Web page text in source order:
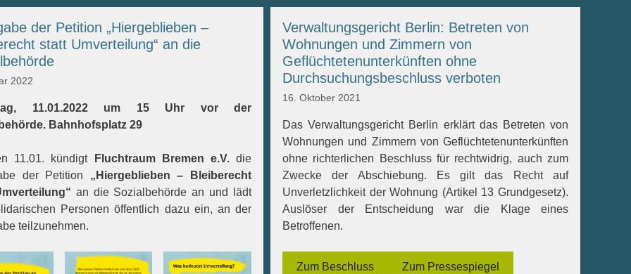
der Petition „Hiergeblieben –
statt Umverteilung“ an die
2022
11.01.2022 um 15 Uhr vor der
Bahnhofsplatz 29
11.01. kündigt Fluchtraum Bremen e.V.die
der Petition „Hiergeblieben – Bleiberecht
an die Sozialbehörde an und lädt
Personen öffentlich dazu ein, an der
teilzunehmen.
Verwaltungsgericht Berlin: Betreten von
Wohnungen und Zimmern von
Geflüchtetenunterkünften ohne
Durchsuchungsbeschluss verboten
16. Oktober 2021
Das Verwaltungsgericht Berlin erklärt das Betreten von
Wohnungen und Zimmern von Geflüchtetenunterkünften
ohne richterlichen Beschluss für rechtwidrig, auch zum
Zwecke der Abschiebung. Es gilt das Recht auf
Unverletzlichkeit der Wohnung (Artikel 13 Grundgesetz).
Auslöser der Entscheidung war die Klage eines
Betroffenen.
Zum Beschluss Zum Pressespiegel